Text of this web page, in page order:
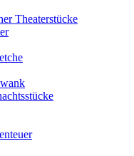
Theaterstücke